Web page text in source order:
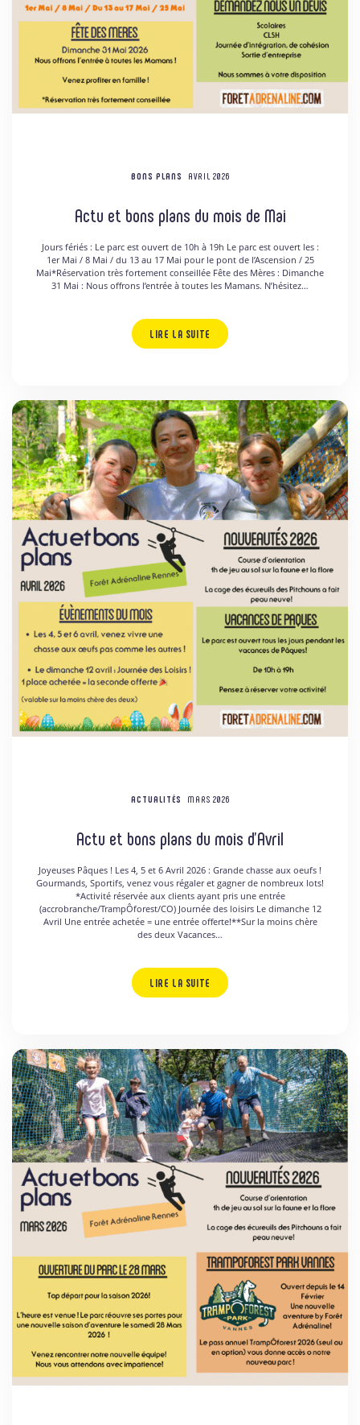
BONS PLANS AVRIL 2026
Actu et bons plans du mois de Mai
Jours fériés : Le parc est ouvert de 10h à 19h Le parc est ouvert les :
1er Mai / 8 Mai / du 13 au 17 Mai pour le pont de l’Ascension / 25
Mai*Réservation très fortement conseillée Fête des Mères : Dimanche
31 Mai : Nous offrons l’entrée à toutes les Mamans. N’hésitez…
LIRE LA SUITE
ACTUALITÉS MARS 2026
Actu et bons plans du mois d’Avril
Joyeuses Pâques ! Les 4, 5 et 6 Avril 2026 : Grande chasse aux oeufs !
Gourmands, Sportifs, venez vous régaler et gagner de nombreux lots!
*Activité réservée aux clients ayant pris une entrée
(accrobranche/TrampÔforest/CO) Journée des loisirs Le dimanche 12
Avril Une entrée achetée = une entrée offerte!**Sur la moins chère
des deux Vacances…
LIRE LA SUITE